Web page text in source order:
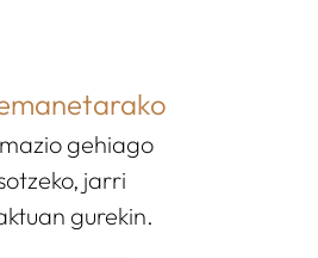
gehiago
jarri
gurekin.